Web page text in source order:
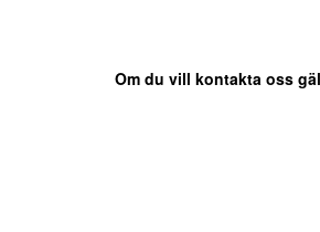
Om du vill kontakta oss